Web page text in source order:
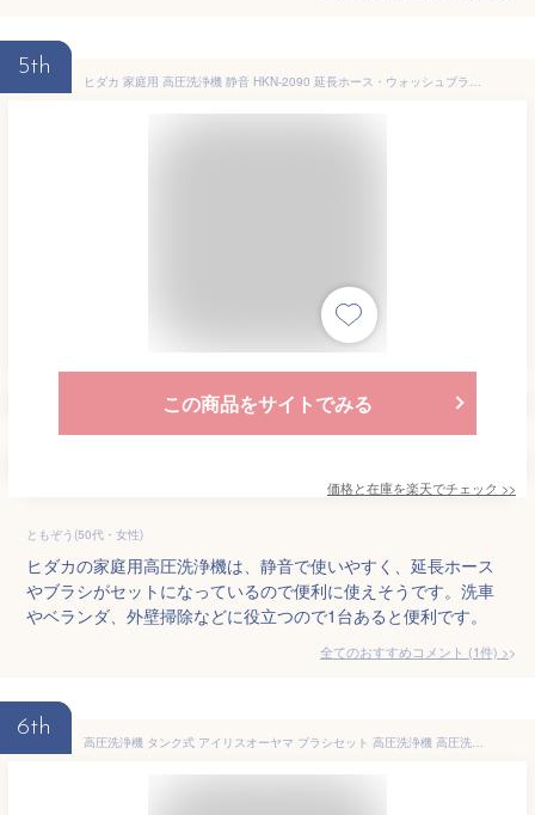
5th
ヒダカ 家庭用 高圧洗浄機 静音 HKN-2090 延長ホース・ウォッシュブラシセット （HK-1890後継機種）ワンタッチ接続 東日本 西日本 50Hz/60Hz 別 洗車 洗車機 洗車用品 ベランダ 外壁 コケ 除去【レビュープレゼント対象】
この商品をサイトでみる
価格と在庫を楽天でチェック >>
ともぞう(50代・女性)
ヒダカの家庭用高圧洗浄機は、静音で使いやすく、延長ホース
やブラシがセットになっているので便利に使えそうです。洗車
やベランダ、外壁掃除などに役立つので1台あると便利です。
全てのおすすめコメント (1件) >
6th
高圧洗浄機 タンク式 アイリスオーヤマ ブラシセット 高圧洗浄機 高圧洗浄機 家庭用 静音 高圧洗浄機 SBT-512N 温水 洗剤 ベランダセット 油汚れ ベランダ掃除 アイリス 掃除 ベランダ掃除 掃除 大掃除 洗車 玄関